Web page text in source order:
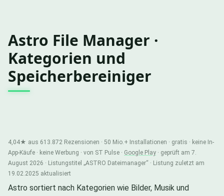
Astro File Manager ·
Kategorien und
Speicherbereiniger
4,04★ aus 613.872 Rezensionen · 50 Mio.+ Installationen · gratis · keine In-
App-Käufe · keine Werbung · von ST Pulse · Google Play · geprüft am 7.
August 2026 · Listungstitel „ASTRO Dateimanager“ · Listung zuletzt am
19.02.2025 aktualisiert
Astro sortiert nach Kategorien wie Bilder, Musik und